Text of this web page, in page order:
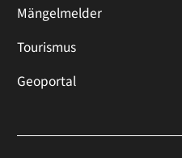
Mängelmelder
Tourismus
Geoportal